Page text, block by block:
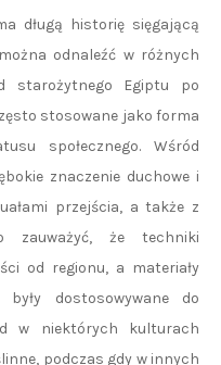
długą historię sięgającą
odnaleźć w różnych
starożytnego Egiptu po
stosowane jako forma
społecznego. Wśród
znaczenie duchowe i
przejścia, a także z
zauważyć, że techniki
od regionu, a materiały
dostosowywane do
w niektórych kulturach
podczas gdy w innych